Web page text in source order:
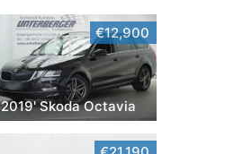
€12,900
2019' Skoda Octavia